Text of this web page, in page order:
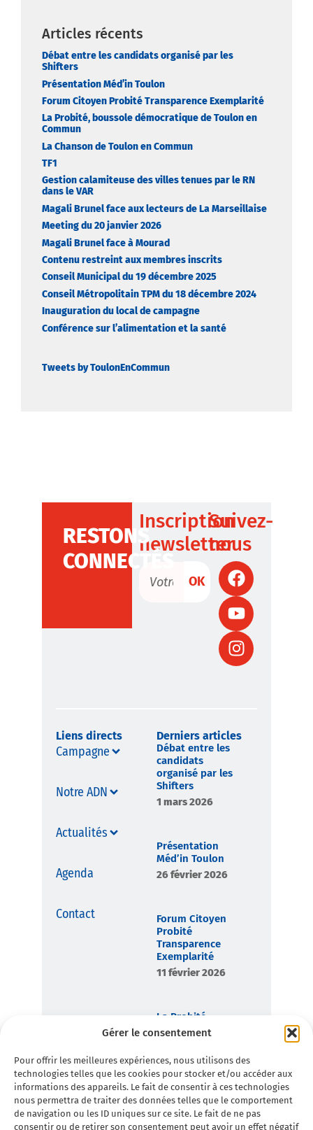
Gérer le consentement
Pour offrir les meilleures expériences, nous utilisons des
technologies telles que les cookies pour stocker et/ou accéder aux
informations des appareils. Le fait de consentir à ces technologies
nous permettra de traiter des données telles que le comportement
de navigation ou les ID uniques sur ce site. Le fait de ne pas
consentir ou de retirer son consentement peut avoir un effet négatif
Articles récents
Débat entre les candidats organisé par les
Shifters
Présentation Méd’in Toulon
Forum Citoyen Probité Transparence Exemplarité
La Probité, boussole démocratique de Toulon en
Commun
La Chanson de Toulon en Commun
TF1
Gestion calamiteuse des villes tenues par le RN
dans le VAR
Magali Brunel face aux lecteurs de La Marseillaise
Meeting du 20 janvier 2026
Magali Brunel face à Mourad
Contenu restreint aux membres inscrits
Conseil Municipal du 19 décembre 2025
Conseil Métropolitain TPM du 18 décembre 2024
Inauguration du local de campagne
Conférence sur l’alimentation et la santé
Tweets by ToulonEnCommun
Inscription
newsletter
OK
Suivez-
nous
RESTONS
CONNECTÉS
Liens directs
Campagne
Notre ADN
Actualités
Agenda
Contact
Derniers articles
Débat entre les
candidats
organisé par les
Shifters
1 mars 2026
Présentation
Méd’in Toulon
26 février 2026
Forum Citoyen
Probité
Transparence
Exemplarité
11 février 2026
La Probité,
boussole
Commun
7 février 2026